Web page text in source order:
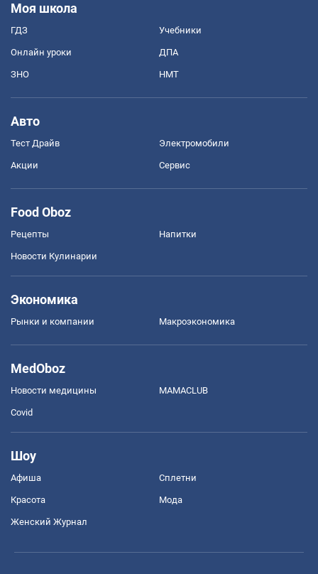
Моя школа
ГДЗ Учебники
Онлайн уроки ДПА
ЗНО НМТ
Авто
Тест Драйв Электромобили
Акции Сервис
Food Oboz
Рецепты Напитки
Новости Кулинарии
Экономика
Рынки и компании Mакроэкономика
MedOboz
Новости медицины MAMACLUB
Covid
Шоу
Афиша Сплетни
Красота Мода
Женский Журнал